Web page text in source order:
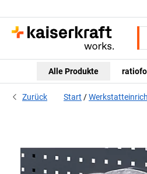
Alle Produkte
Zurück Start